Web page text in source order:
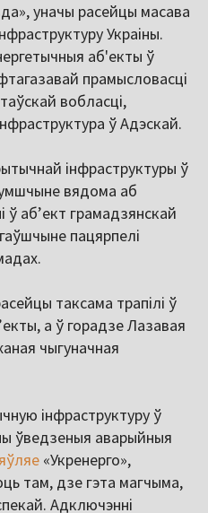
уначы расейцы масава
Украіны.
аб'екты ў
прамысловасці
вобласці,
ў Адэскай.
інфраструктуры ў
вядома аб
ў абʼект грамадзянскай
пацярпелі
таксама трапілі ў
а ў горадзе Лазавая
чыгуначная
інфраструктуру ў
ўведзеныя аварыйныя
«Укренерго»,
там, дзе гэта магчыма,
Адключэнні